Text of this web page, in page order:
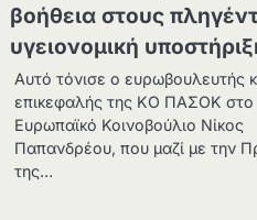
βοήθεια στους
υγειονομική
Αυτό τόνισε ο ευρωβουλευτής
επικεφαλής της ΚΟ ΠΑΣΟΚ στο
Ευρωπαϊκό Κοινοβούλιο Νίκος
Παπανδρέου, που μαζί με την
της…